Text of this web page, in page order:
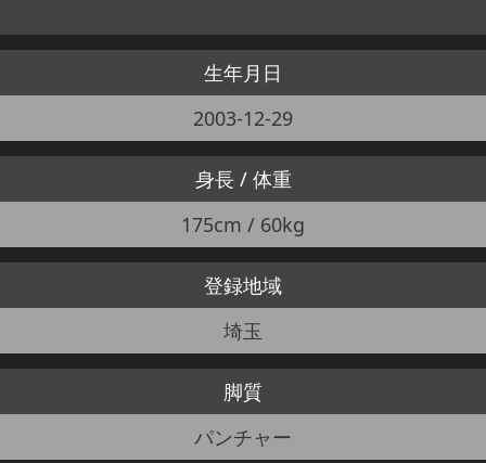
生年月日
2003-12-29
身長 / 体重
175cm / 60kg
登録地域
埼玉
脚質
パンチャー